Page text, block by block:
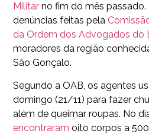
Militar no fim do mês passado.
denúncias feitas pela
da Ordem dos Advogados do
moradores da região
São Gonçalo.
Segundo a OAB, os agentes
domingo (21/11) para fazer
além de queimar roupas. No
encontraram oito corpos a